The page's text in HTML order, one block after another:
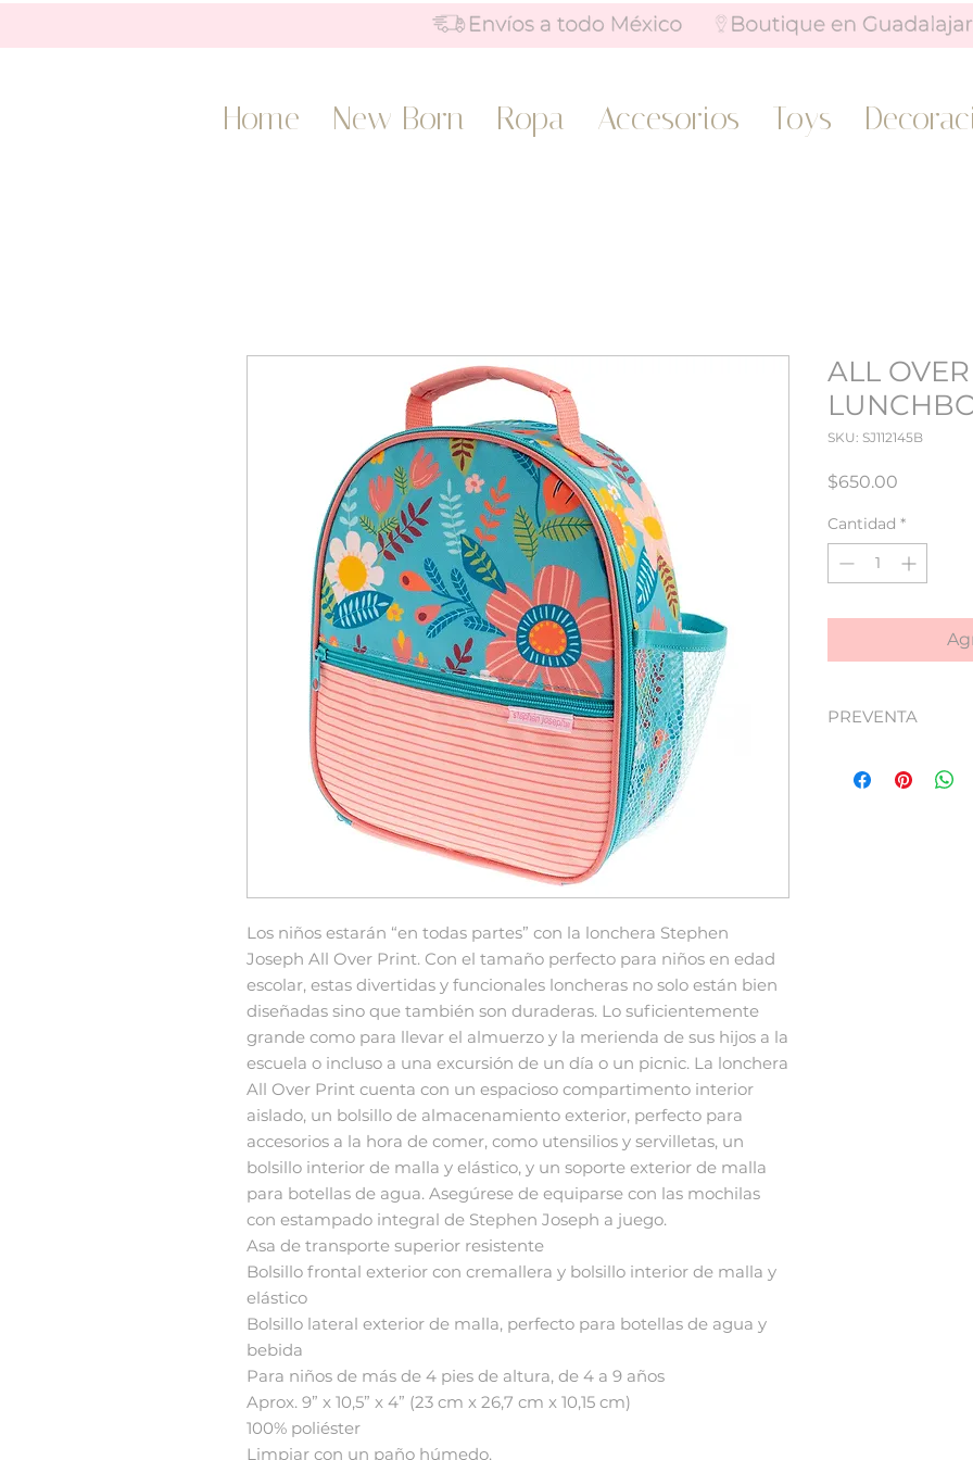
Home New Born Ropa Accesorios Toys
Los niños estarán “en todas partes” con la lonchera Stephen
Joseph All Over Print. Con el tamaño perfecto para niños en edad
escolar, estas divertidas y funcionales loncheras no solo están bien
diseñadas sino que también son duraderas. Lo suficientemente
grande como para llevar el almuerzo y la merienda de sus hijos a la
escuela o incluso a una excursión de un día o un picnic. La lonchera
All Over Print cuenta con un espacioso compartimento interior
aislado, un bolsillo de almacenamiento exterior, perfecto para
accesorios a la hora de comer, como utensilios y servilletas, un
bolsillo interior de malla y elástico, y un soporte exterior de malla
para botellas de agua. Asegúrese de equiparse con las mochilas
con estampado integral de Stephen Joseph a juego.
Asa de transporte superior resistente
Bolsillo frontal exterior con cremallera y bolsillo interior de malla y
elástico
Bolsillo lateral exterior de malla, perfecto para botellas de agua y
bebida
Para niños de más de 4 pies de altura, de 4 a 9 años
Aprox. 9” x 10,5” x 4” (23 cm x 26,7 cm x 10,15 cm)
100% poliéster
Limpiar con un paño húmedo.
ALL
SKU: SJ112145B
$650.00
Cantidad *
PREVENTA
semana de Julio.